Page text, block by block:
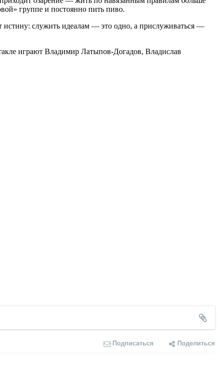
группе и постоянно пить пиво.
служить идеалам — это одно, а прислуживаться —
играют Владимир Латыпов-Догадов, Владислав
Подписаться Поделиться